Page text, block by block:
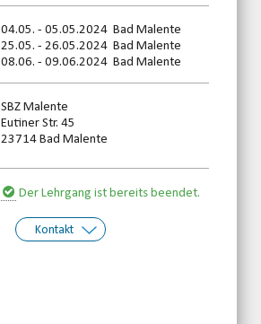
04.05. - 05.05.2024 Bad Malente
25.05. - 26.05.2024 Bad Malente
08.06. - 09.06.2024 Bad Malente
SBZ Malente
Eutiner Str. 45
23714 Bad Malente
Der Lehrgang ist bereits beendet.
Kontakt